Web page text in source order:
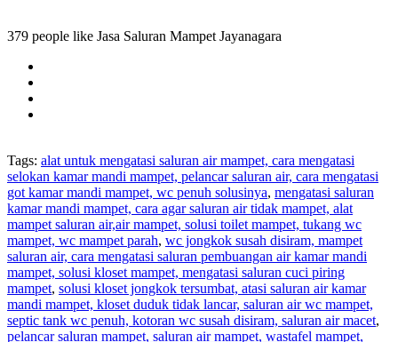
379 people like Jasa Saluran Mampet Jayanagara
Tags: alat untuk mengatasi saluran air mampet, cara mengatasi
selokan kamar mandi mampet, pelancar saluran air, cara mengatasi
got kamar mandi mampet, wc penuh solusinya, mengatasi saluran
kamar mandi mampet, cara agar saluran air tidak mampet, alat
mampet saluran air,air mampet, solusi toilet mampet, tukang wc
mampet, wc mampet parah, wc jongkok susah disiram, mampet
saluran air, cara mengatasi saluran pembuangan air kamar mandi
mampet, solusi kloset mampet, mengatasi saluran cuci piring
mampet, solusi kloset jongkok tersumbat, atasi saluran air kamar
mandi mampet, kloset duduk tidak lancar, saluran air wc mampet,
septic tank wc penuh, kotoran wc susah disiram, saluran air macet,
pelancar saluran mampet, saluran air mampet, wastafel mampet,